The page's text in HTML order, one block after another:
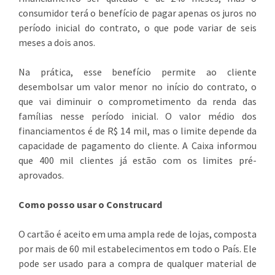
consumidor terá o benefício de pagar apenas os juros no
período inicial do contrato, o que pode variar de seis
meses a dois anos.
Na prática, esse benefício permite ao cliente
desembolsar um valor menor no início do contrato, o
que vai diminuir o comprometimento da renda das
famílias nesse período inicial. O valor médio dos
financiamentos é de R$ 14 mil, mas o limite depende da
capacidade de pagamento do cliente. A Caixa informou
que 400 mil clientes já estão com os limites pré-
aprovados.
Como posso usar o Construcard
O cartão é aceito em uma ampla rede de lojas, composta
por mais de 60 mil estabelecimentos em todo o País. Ele
pode ser usado para a compra de qualquer material de